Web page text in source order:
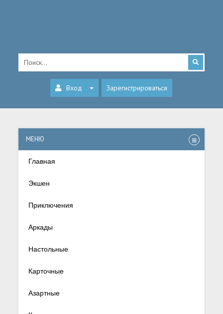
Вход Зарегистрироваться
МЕНЮ
Главная
Экшен
Приключения
Аркады
Настольные
Карточные
Азартные